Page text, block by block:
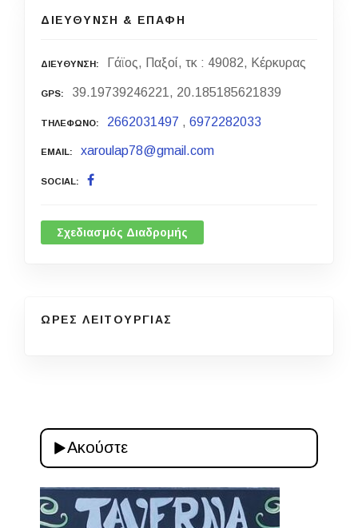
ΔΙΕΥΘΥΝΣΗ & ΕΠΑΦΗ
ΔΙΕΥΘΥΝΣΗ Γάϊος, Παξοί, τκ : 49082, Κέρκυρας
GPS 39.19739246221, 20.185185621839
ΤΗΛΕΦΩΝΟ 2662031497 ,6972282033
EMAIL xaroulap78@gmail.com
SOCIAL
Σχεδιασμός Διαδρομής
ΩΡΕΣ ΛΕΙΤΟΥΡΓΙΑΣ
Ακούστε